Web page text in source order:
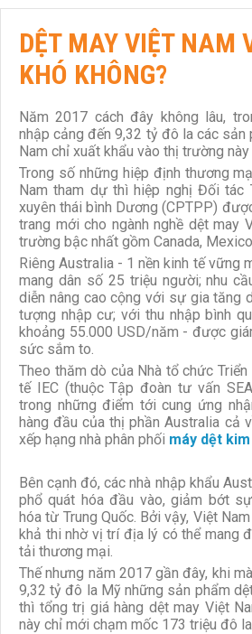
DỆT MAY VIỆT NAM
KHÓ KHÔNG?
Năm 2017 cách đây không lâu,
nhập cảng đến 9,32 tỷ đô la các sản
Nam chỉ xuất khẩu vào thị trường
Trong số những hiệp định thương
Nam tham dự thì hiệp nghị Đối tác
xuyên thái bình Dương (CPTPP)
trang mới cho ngành nghề dệt may
trường bậc nhất gồm Canada,
Riêng Australia - 1 nền kinh tế vững
mang dân số 25 triệu người; nhu
diễn nâng cao cộng với sự gia tăng
tượng nhập cư; với thu nhập bình
khoảng 55.000 USD/năm - được
sức sắm to.
Theo thăm dò của Nhà tổ chức
tế IEC (thuộc Tập đoàn tư vấn
trong những điểm tới cung ứng
hàng đầu của thị phần Australia cả
xếp hạng nhà phân phối máy dệt
Bên cạnh đó, các nhà nhập khẩu
phổ quát hóa đầu vào, giảm bớt
hóa từ Trung Quốc. Bởi vậy, Việt
khả thi nhờ vị trí địa lý có thể mang
tải thương mại.
Thế nhưng năm 2017 gần đây, khi
9,32 tỷ đô la Mỹ những sản phẩm
thì tổng trị giá hàng dệt may Việt
này chỉ mới chạm mốc 173 triệu đô